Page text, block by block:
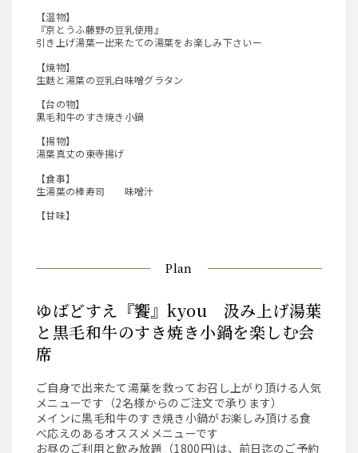
【温物】
『京とうふ藤野の豆乳使用』
引き上げ湯葉ー出来たての湯葉をお楽しみ下さいー
【焼物】
生麩と湯葉の豆乳白味噌グラタン
【台の物】
黒毛和牛のすき焼き小鍋
【揚物】
湯葉真丈の東寺揚げ
【食事】
生湯葉の棒寿司 味噌汁
【甘味】
Plan
ゆばどすえ『饗』kyou 汲み上げ湯葉
と黒毛和牛のすき焼き小鍋を楽しむ会
席
ご自身で出来たて湯葉を救ってお召し上がり頂ける人気
メニューです（2名様からのご注文で承ります）
メインに黒毛和牛のすき焼き小鍋がお楽しみ頂ける食
べ応えのあるオススメメニューです
お昼のご利用と飲み放題（1800円)は、前日迄のご予約